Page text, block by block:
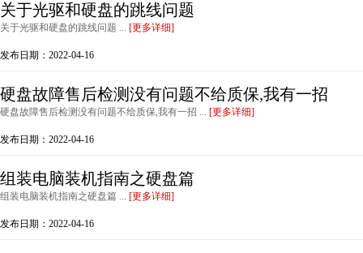
关于光驱和硬盘的跳线问题
关于光驱和硬盘的跳线问题 ... [更多详细]
发布日期：2022-04-16
硬盘故障售后检测没有问题不给质保,我有一招
硬盘故障售后检测没有问题不给质保,我有一招 ... [更多详细]
发布日期：2022-04-16
组装电脑装机指南之硬盘篇
组装电脑装机指南之硬盘篇 ... [更多详细]
发布日期：2022-04-16